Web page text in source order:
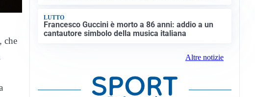
che
LUTTO
Francesco Guccini è morto a 86 anni: addio a un
cantautore simbolo della musica italiana
Altre notizie